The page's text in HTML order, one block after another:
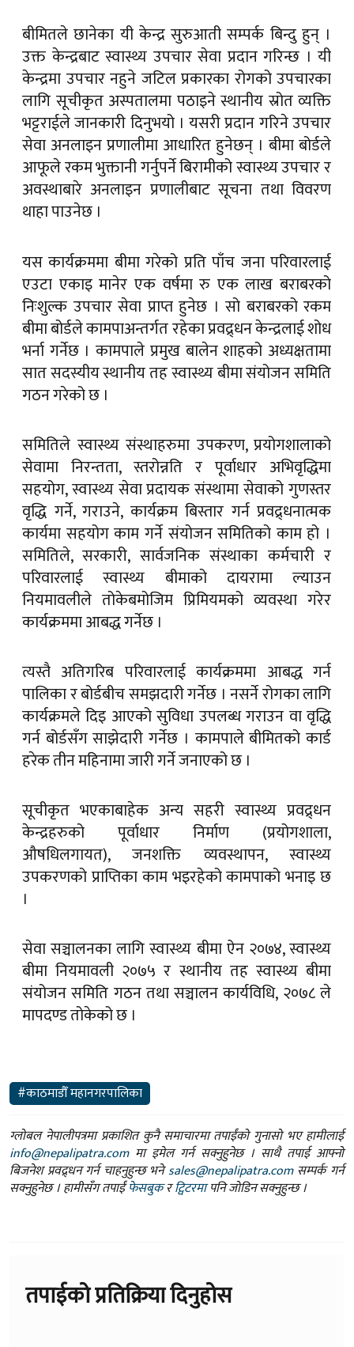
बीमितले छानेका यी केन्द्र सुरुआती सम्पर्क बिन्दु हुन् ।
उक्त केन्द्रबाट स्वास्थ्य उपचार सेवा प्रदान गरिन्छ । यी
केन्द्रमा उपचार नहुने जटिल प्रकारका रोगको उपचारका
लागि सूचीकृत अस्पतालमा पठाइने स्थानीय स्रोत व्यक्ति
भट्टराईले जानकारी दिनुभयो । यसरी प्रदान गरिने उपचार
सेवा अनलाइन प्रणालीमा आधारित हुनेछन् । बीमा बोर्डले
आफूले रकम भुक्तानी गर्नुपर्ने बिरामीको स्वास्थ्य उपचार र
अवस्थाबारे अनलाइन प्रणालीबाट सूचना तथा विवरण
थाहा पाउनेछ ।
यस कार्यक्रममा बीमा गरेको प्रति पाँच जना परिवारलाई
एउटा एकाइ मानेर एक वर्षमा रु एक लाख बराबरको
निःशुल्क उपचार सेवा प्राप्त हुनेछ । सो बराबरको रकम
बीमा बोर्डले कामपाअन्तर्गत रहेका प्रवद्र्धन केन्द्रलाई शोध
भर्ना गर्नेछ । कामपाले प्रमुख बालेन शाहको अध्यक्षतामा
सात सदस्यीय स्थानीय तह स्वास्थ्य बीमा संयोजन समिति
गठन गरेको छ ।
समितिले स्वास्थ्य संस्थाहरुमा उपकरण, प्रयोगशालाको
सेवामा निरन्तता, स्तरोन्नति र पूर्वाधार अभिवृद्धिमा
सहयोग, स्वास्थ्य सेवा प्रदायक संस्थामा सेवाको गुणस्तर
वृद्धि गर्ने, गराउने, कार्यक्रम बिस्तार गर्न प्रवद्र्धनात्मक
कार्यमा सहयोग काम गर्ने संयोजन समितिको काम हो ।
समितिले, सरकारी, सार्वजनिक संस्थाका कर्मचारी र
परिवारलाई स्वास्थ्य बीमाको दायरामा ल्याउन
नियमावलीले तोकेबमोजिम प्रिमियमको व्यवस्था गरेर
कार्यक्रममा आबद्ध गर्नेछ ।
त्यस्तै अतिगरिब परिवारलाई कार्यक्रममा आबद्ध गर्न
पालिका र बोर्डबीच समझदारी गर्नेछ । नसर्ने रोगका लागि
कार्यक्रमले दिइ आएको सुविधा उपलब्ध गराउन वा वृद्धि
गर्न बोर्डसँग साझेदारी गर्नेछ । कामपाले बीमितको कार्ड
हरेक तीन महिनामा जारी गर्ने जनाएको छ ।
सूचीकृत भएकाबाहेक अन्य सहरी स्वास्थ्य प्रवद्र्धन
केन्द्रहरुको पूर्वाधार निर्माण (प्रयोगशाला,
औषधिलगायत), जनशक्ति व्यवस्थापन, स्वास्थ्य
उपकरणको प्राप्तिका काम भइरहेको कामपाको भनाइ छ
।
सेवा सञ्चालनका लागि स्वास्थ्य बीमा ऐन २०७४, स्वास्थ्य
बीमा नियमावली २०७५ र स्थानीय तह स्वास्थ्य बीमा
संयोजन समिति गठन तथा सञ्चालन कार्यविधि, २०७८ ले
मापदण्ड तोकेको छ ।
#काठमाडौँ महानगरपालिका
ग्लोबल नेपालीपत्रमा प्रकाशित कुनै समाचारमा तपाईंको गुनासो भए हामीलाई
info@nepalipatra.comमा इमेल गर्न सक्नुहुनेछ । साथै तपाई आफ्नो
बिजनेश प्रवद्र्धन गर्न चाहनुहुन्छ भनेsales@nepalipatra.comसम्पर्क गर्न
सक्नुहुनेछ । हामीसँग तपाईंफेसबुकरट्विटरमापनि जोडिन सक्नुहुन्छ ।
तपाईको प्रतिक्रिया दिनुहोस